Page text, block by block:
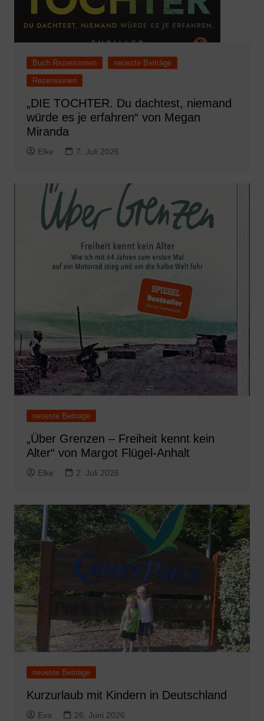
Buch Rezensionen
neueste Beiträge
Rezensionen
„DIE TOCHTER. Du dachtest, niemand
würde es je erfahren“ von Megan
Miranda
Elke 7. Juli 2026
neueste Beiträge
„Über Grenzen – Freiheit kennt kein
Alter“ von Margot Flügel-Anhalt
Elke 2. Juli 2026
neueste Beiträge
Kurzurlaub mit Kindern in Deutschland
Eva 26. Juni 2026